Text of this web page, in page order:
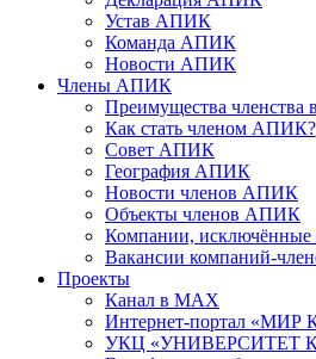
Устав АПИК
Команда АПИК
Новости АПИК
Члены АПИК
Преимущества
Как стать членом АПИК?
Совет АПИК
География АПИК
Новости членов АПИК
Объекты членов АПИК
Компании,
Вакансии компаний-
Проекты
Канал в MAX
Интернет-портал
УКЦ «УНИВЕРСИТЕТ